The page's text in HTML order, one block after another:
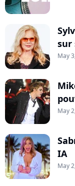
sur
May
May
IA
May